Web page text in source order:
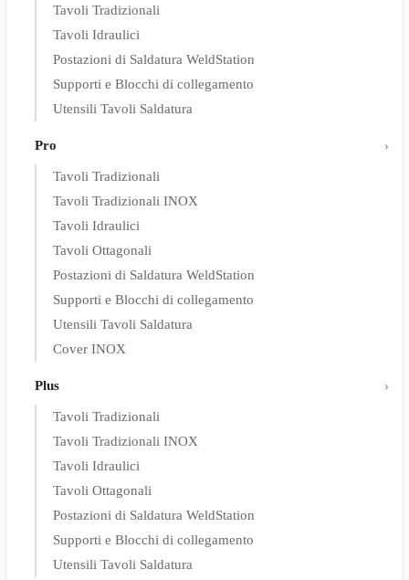
Tavoli Tradizionali
Tavoli Idraulici
Postazioni di Saldatura WeldStation
Supporti e Blocchi di collegamento
Utensili Tavoli Saldatura
Pro
Tavoli Tradizionali
Tavoli Tradizionali INOX
Tavoli Idraulici
Tavoli Ottagonali
Postazioni di Saldatura WeldStation
Supporti e Blocchi di collegamento
Utensili Tavoli Saldatura
Cover INOX
Plus
Tavoli Tradizionali
Tavoli Tradizionali INOX
Tavoli Idraulici
Tavoli Ottagonali
Postazioni di Saldatura WeldStation
Supporti e Blocchi di collegamento
Utensili Tavoli Saldatura